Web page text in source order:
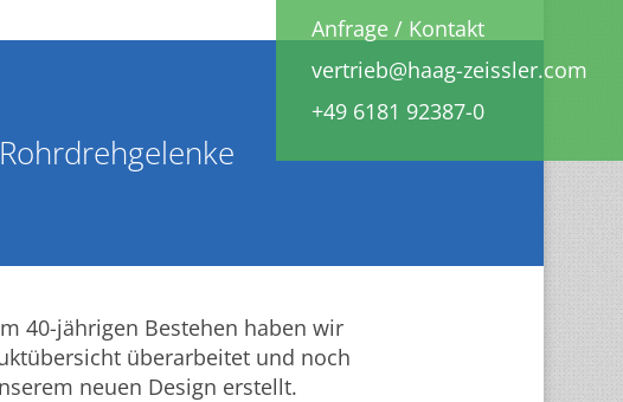
40-jährigen Bestehen haben wir
überarbeitet und noch
neuen Design erstellt.
Anfrage / Kontakt
vertrieb@haag-zeissler.com
+49 6181 92387-0